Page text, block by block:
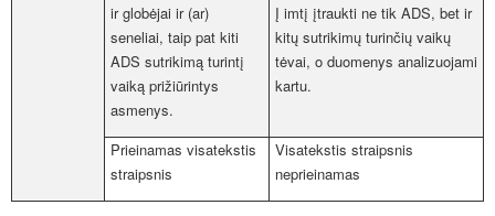
ir globėjai ir (ar)
seneliai, taip pat kiti
ADS sutrikimą turintį
vaiką prižiūrintys
asmenys.
Į imtį įtraukti ne tik ADS, bet ir
kitų sutrikimų turinčių vaikų
tėvai, o duomenys analizuojami
kartu.
Prieinamas visatekstis
straipsnis
Visatekstis straipsnis
neprieinamas